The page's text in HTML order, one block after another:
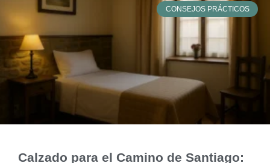
CONSEJOS PRÁCTICOS
Calzado para el Camino de Santiago: